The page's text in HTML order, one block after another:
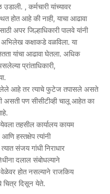
, कर्मचारी यांच्यावर
होत आहे की नाही, याचा आढावा
अपर जिल्हाधिकारी पालवे यांनी
अभिलेख कक्षाकडे वळविला. या
यांचा आढावा घेतला. अधिक
प्रांताधिकारी,
आहे तर त्याचे फुटेज तपासले असते
पण सीसीटीव्ही चालू आहेत का
तहसील कार्यालय कायम
हस्तक्षेप त्यांनी
त्यात संजय गांधी निराधार
दलाल संबोधल्याने
होत नसल्याने राजकिय
चित्र दिसून येते.